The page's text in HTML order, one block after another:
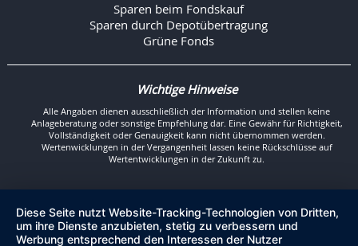
Sparen beim Fondskauf
Sparen durch Depotübertragung
Grüne Fonds
Wichtige Hinweise
Alle Angaben dienen ausschließlich der Information und stellen keine
Anlageberatung oder sonstige Empfehlung dar. Eine Gewähr für Richtigkeit,
Vollständigkeit oder Genauigkeit kann nicht übernommen werden.
Wertenwicklungen in der Vergangenheit lassen keine Rückschlüsse auf
Wertentwicklungen in der Zukunft zu.
Diese Seite nutzt Website-Tracking-Technologien von Dritten,
um ihre Dienste anzubieten, stetig zu verbessern und
Werbung entsprechend den Interessen der Nutzer